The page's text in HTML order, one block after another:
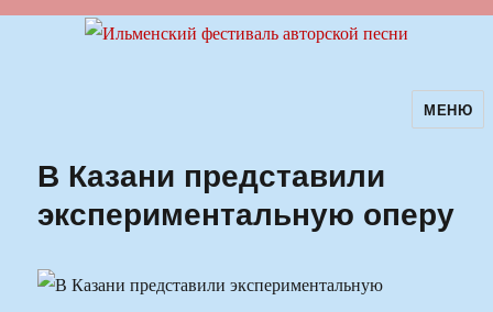
Ильменский фестиваль авторскойМЕНЮ
В Казани представили
экспериментальную оперу